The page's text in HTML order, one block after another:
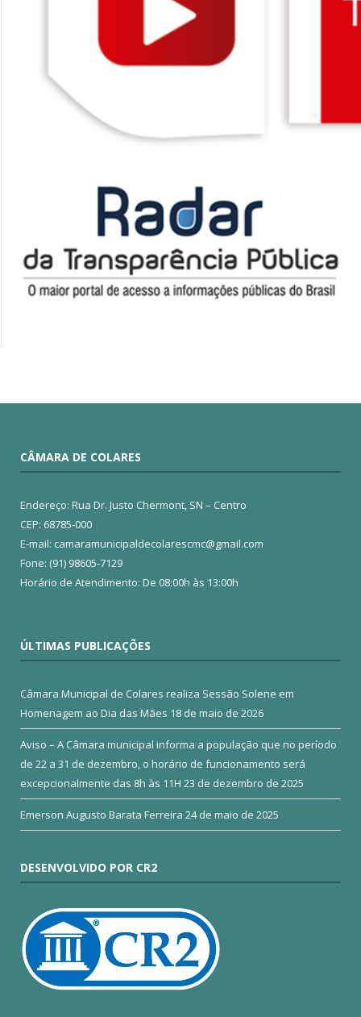
CÂMARA DE COLARES
Endereço: Rua Dr. Justo Chermont, SN – Centro
CEP: 68785-000
E-mail: camaramunicipaldecolarescmc@gmail.com
Fone: (91) 98605-7129
Horário de Atendimento: De 08:00h às 13:00h
ÚLTIMAS PUBLICAÇÕES
Câmara Municipal de Colares realiza Sessão Solene em
Homenagem ao Dia das Mães 18 de maio de 2026
Aviso – A Câmara municipal informa a população que no período
de 22 a 31 de dezembro, o horário de funcionamento será
excepcionalmente das 8h às 11H 23 de dezembro de 2025
Emerson Augusto Barata Ferreira 24 de maio de 2025
DESENVOLVIDO POR CR2